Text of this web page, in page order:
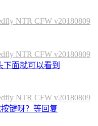
NTR CFW v20180809
NTR CFW v20180809
面就可以看到
NTR CFW v20180809
键呀？等回复